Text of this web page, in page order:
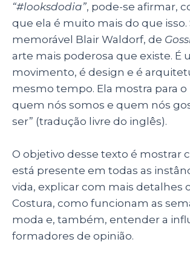
“#looksdodia”, pode-se afirmar,
que ela é muito mais do que isso.
memorável Blair Waldorf, de
arte mais poderosa que existe. É
movimento, é design e é
mesmo tempo. Ela mostra para
quem nós somos e quem nós
ser” (tradução livre do inglês).
O objetivo desse texto é mostrar
está presente em todas as
vida, explicar com mais detalhes
Costura, como funcionam as
moda e, também, entender a
formadores de opinião.